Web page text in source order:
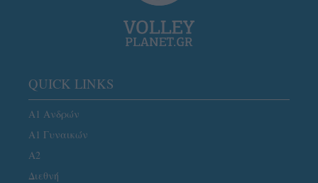
QUICK LINKS
Α1 Ανδρών
Α1 Γυναικών
A2
Διεθνή